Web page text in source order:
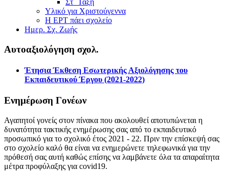
Στ΄ Τάξη
Υλικό για Χριστούγεννα
Η ΕΡΤ πάει σχολείο
Ημερ. Σχ. Ζωής
Αυτοαξιολόγηση σχολ.
Έτησια Έκθεση Εσωτερικής Αξιολόγησης του
Εκπαιδευτικού Έργου (2021-2022)
Ενημέρωση Γονέων
Αγαπητοί γονείς στον πίνακα που ακολουθεί αποτυπώνεται η
δυνατότητα τακτικής ενημέρωσης σας από το εκπαιδευτικό
προσωπικό για το σχολικό έτος 2021 - 22. Πριν την επίσκεψή σας
στο σχολείο καλό θα είναι να ενημερώνετε τηλεφωνικά για την
πρόθεσή σας αυτή καθώς επίσης να λαμβάνετε όλα τα απαραίτητα
μέτρα προφύλαξης για covid19.